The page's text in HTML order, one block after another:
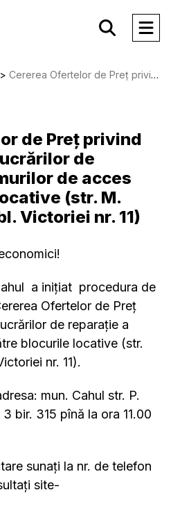
Cererea Ofertelor de Preț privind achiziționarea lucrărilor de reparație a drumurilor de acces către blocurile locative (str. M. Viteazu nr. 2 și bl. Victoriei nr. 11)
de Preț privind
de
de acces
(str. M.
Victoriei nr. 11)
a inițiat procedura de
Ofertelor de Preț
de reparație a
blocurile locative (str.
nr. 11).
mun. Cahul str. P.
bir. 315 pînă la ora 11.00
sunați la nr. de telefon
site-